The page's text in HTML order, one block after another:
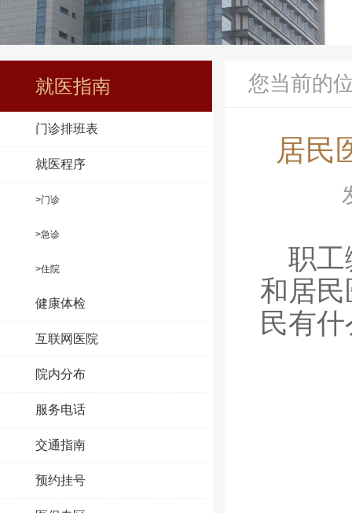
就医指南
门诊排班表
就医程序
>门诊
>急诊
>住院
健康体检
互联网医院
院内分布
服务电话
交通指南
预约挂号
您当前的
居民
职工
和居
民有